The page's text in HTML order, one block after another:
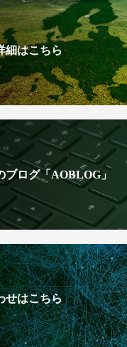
細はこちら
ブログ「AOBLOG」
せはこちら